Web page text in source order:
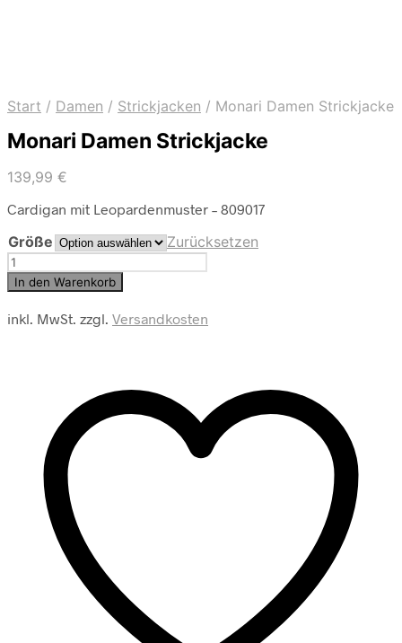
Start / Damen / Strickjacken / Monari Damen Strickjacke
Monari Damen Strickjacke
139,99 €
Cardigan mit Leopardenmuster – 809017
Größe
Zurücksetzen
Monari
Damen
Strickjacke
Menge
In den Warenkorb
inkl. MwSt. zzgl. Versandkosten